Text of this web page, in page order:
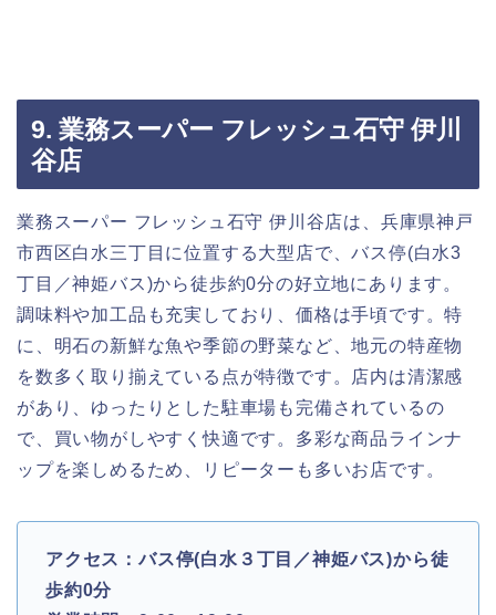
9. 業務スーパー フレッシュ石守 伊川
谷店
業務スーパー フレッシュ石守 伊川谷店は、兵庫県神戸
市西区白水三丁目に位置する大型店で、バス停(白水3
丁目／神姫バス)から徒歩約0分の好立地にあります。
調味料や加工品も充実しており、価格は手頃です。特
に、明石の新鮮な魚や季節の野菜など、地元の特産物
を数多く取り揃えている点が特徴です。店内は清潔感
があり、ゆったりとした駐車場も完備されているの
で、買い物がしやすく快適です。多彩な商品ラインナ
ップを楽しめるため、リピーターも多いお店です。
アクセス：バス停(白水３丁目／神姫バス)から徒
歩約0分